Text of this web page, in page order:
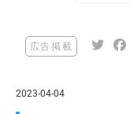
広告掲載
2023-04-04